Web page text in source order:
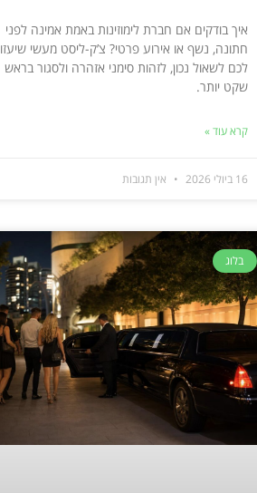
איך בודקים אם חברת לימוזינות באמת אמינה לפני
חתונה, נשף או אירוע פרטי? צ’ק-ליסט מעשי
לכם לשאול נכון, לזהות סימני אזהרה ולסגור בראש
שקט יותר.
קרא עוד »
16 ביולי 2026 אין תגובות
בלוג